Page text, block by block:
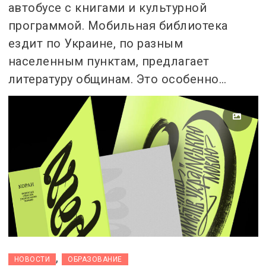
автобусе с книгами и культурной
программой. Мобильная библиотека
ездит по Украине, по разным
населенным пунктам, предлагает
литературу общинам. Это особенно…
НОВОСТИ , ОБРАЗОВАНИЕ